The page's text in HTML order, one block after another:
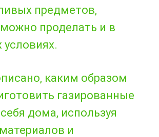
предметов,
проделать и в
каким образом
газированные
дома, используя
и